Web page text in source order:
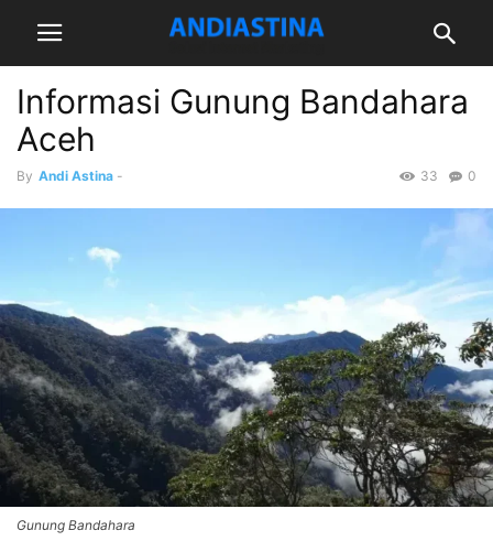
Informasi Gunung Bandahara
Aceh
By Andi Astina - 0
33
Gunung Bandahara